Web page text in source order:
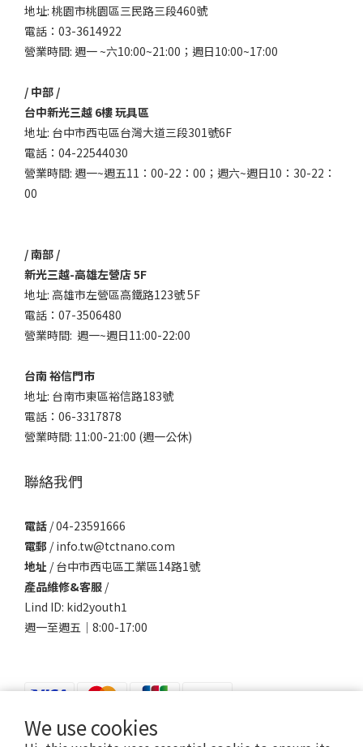
We use cookies
地址: 桃園市桃園區三民路三段460號
電話：03-3614922
營業時間: 週一 ~六10:00~21:00；週日10:00~17:00
/ 中部 /
台中新光三越 6樓 玩具區
地址: 台中市西屯區台灣大道三段301號6F
電話：04-22544030
營業時間: 週一~週五11：00-22：00；週六~週日10：30-22：
00
/ 南部 /
新光三越-高雄左營店 5F
地址: 高雄市左營區高鐵路123號 5F
電話：07-3506480
營業時間: 週一~週日11:00-22:00
台南 裕信門市
地址: 台南市東區裕信路183號
電話：06-3317878
營業時間: 11:00-21:00 (週一公休)
聯絡我們
電話 / 04-23591666
電郵 / info.tw@tctnano.com
地址 / 台中市西屯區工業區14路1號
產品維修&客服 /
Lind ID: kid2youth1
週一至週五｜8:00-17:00